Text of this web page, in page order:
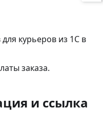
для курьеров из 1С в
заказа.
и ссылка